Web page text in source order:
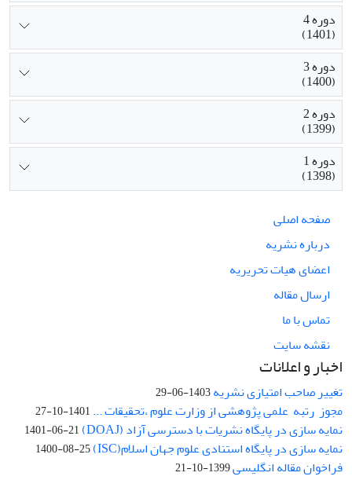
دوره 4
(1401)
دوره 3
(1400)
دوره 2
(1399)
دوره 1
(1398)
صفحه اصلی
درباره نشریه
اعضای هیات تحریریه
ارسال مقاله
تماس با ما
نقشه سایت
اخبار و اعلانات
تغییر صاحب امتیازی نشریه1403-06-29
مجوز رتبه علمی پژوهشی از وزارت علوم ،تحقیقات ...1401-10-27
نمایه سازی در پایگاه نشریات با دسترسی آزاد (DOAJ) 1401-06-21
نمایه سازی در پایگاه استنادی علوم جهان اسلام(ISC) 1400-08-25
فراخوان مقاله انگلیسی1399-10-21